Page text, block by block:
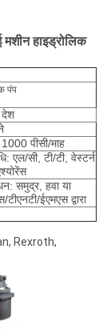
हाइड्रोलिक
पंप
देश
1000 पीसी/माह
एल/सी, टी/टी, वेस्टर्न
समुद्र, हवा या
ईएमएस द्वारा
Rexroth,